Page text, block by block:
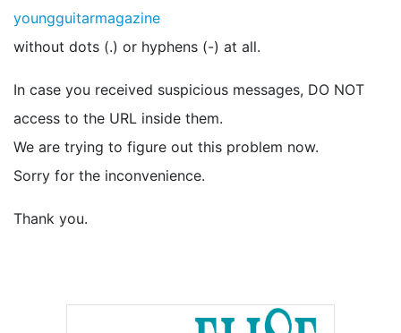
youngguitarmagazine
without dots (.) or hyphens (-) at all.
In case you received suspicious messages, DO NOT
access to the URL inside them.
We are trying to figure out this problem now.
Sorry for the inconvenience.
Thank you.